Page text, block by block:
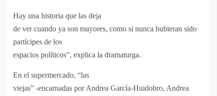
Hay una historia que las deja
de ver cuando ya son mayores, como si nunca hubieran sido
partícipes de los
espacios políticos”, explica la dramaturga.
En el supermercado, “las
viejas” -encarnadas por Andrea García-Huidobro, Andrea